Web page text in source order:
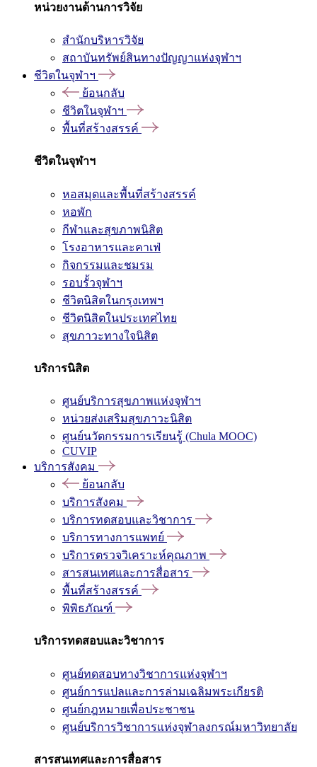
หน่วยงานด้านการวิจัย
สำนักบริหารวิจัย
สถาบันทรัพย์สินทางปัญญาแห่งจุฬาฯ
ชีวิตในจุฬาฯ
ย้อนกลับ
ชีวิตในจุฬาฯ
พื้นที่สร้างสรรค์
ชีวิตในจุฬาฯ
หอสมุดและพื้นที่สร้างสรรค์
หอพัก
กีฬาและสุขภาพนิสิต
โรงอาหารและคาเฟ่
กิจกรรมและชมรม
รอบรั้วจุฬาฯ
ชีวิตนิสิตในกรุงเทพฯ
ชีวิตนิสิตในประเทศไทย
สุขภาวะทางใจนิสิต
บริการนิสิต
ศูนย์บริการสุขภาพแห่งจุฬาฯ
หน่วยส่งเสริมสุขภาวะนิสิต
ศูนย์นวัตกรรมการเรียนรู้ (Chula MOOC)
CUVIP
บริการสังคม
ย้อนกลับ
บริการสังคม
บริการทดสอบและวิชาการ
บริการทางการแพทย์
บริการตรวจวิเคราะห์คุณภาพ
สารสนเทศและการสื่อสาร
พื้นที่สร้างสรรค์
พิพิธภัณฑ์
บริการทดสอบและวิชาการ
ศูนย์ทดสอบทางวิชาการแห่งจุฬาฯ
ศูนย์การแปลและการล่ามเฉลิมพระเกียรติ
ศูนย์กฎหมายเพื่อประชาชน
ศูนย์บริการวิชาการแห่งจุฬาลงกรณ์มหาวิทยาลัย
สารสนเทศและการสื่อสาร